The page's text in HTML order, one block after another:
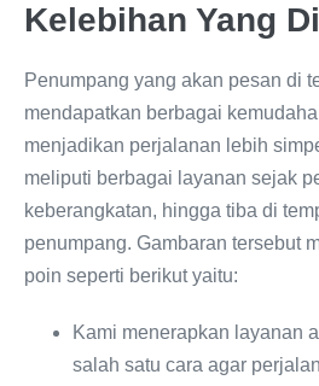
Kelebihan Yang
Penumpang yang akan pesan di
mendapatkan berbagai
menjadikan perjalanan lebih
meliputi berbagai layanan sejak
keberangkatan, hingga tiba di
penumpang. Gambaran tersebut
poin seperti berikut yaitu:
Kami menerapkan layanan
salah satu cara agar